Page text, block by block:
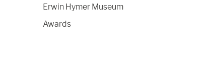
Erwin Hymer Museum
Awards